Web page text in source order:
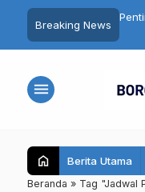
Breaking News
ke-81 RI
dan
menu
home Berita Utama
Beranda » Tag "Jadwal